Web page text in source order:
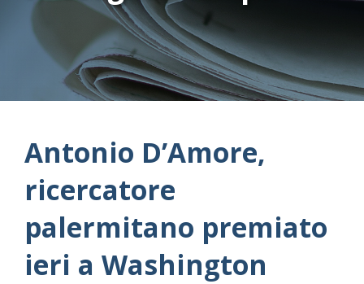
Antonio D’Amore,
ricercatore
palermitano premiato
ieri a Washington